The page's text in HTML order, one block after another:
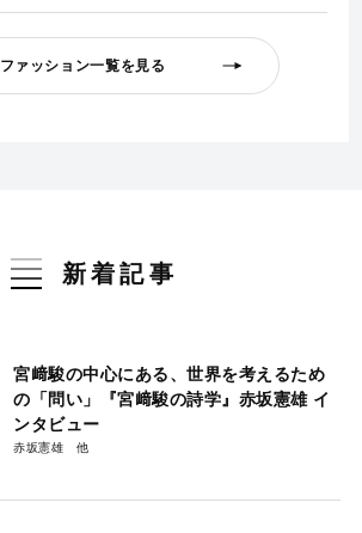
ファッション一覧を見る
新着記事
宮﨑駿の中心にある、世界を考えるため
の「問い」『宮﨑駿の詩学』赤坂憲雄 イ
ンタビュー
赤坂憲雄